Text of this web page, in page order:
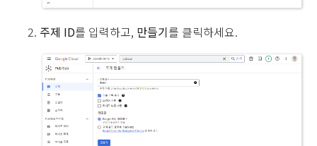
주제 ID를 입력하고, 만들기를 클릭하세요.